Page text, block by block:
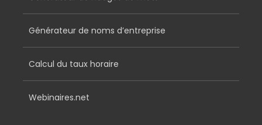
Générateur de noms d’entreprise
Calcul du taux horaire
Webinaires.net